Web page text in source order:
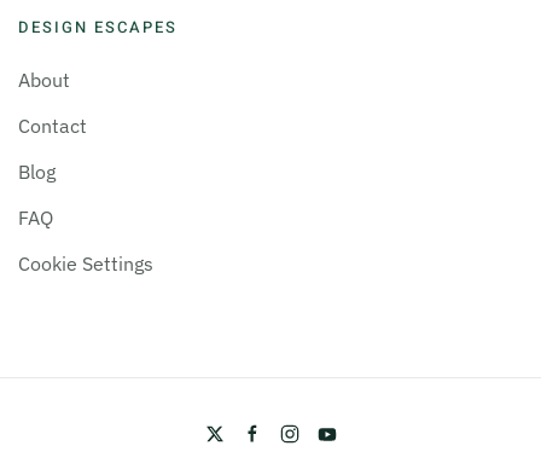
DESIGN ESCAPES
About
Contact
Blog
FAQ
Cookie Settings